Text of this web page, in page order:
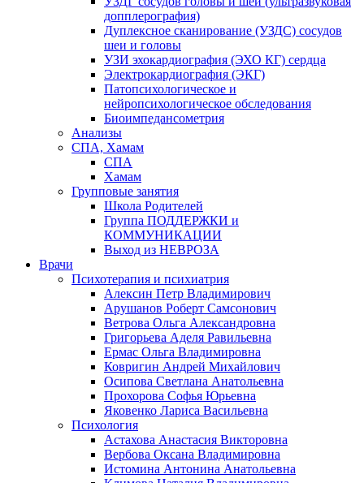
допплерография)
Дуплексное сканирование (УЗДС) сосудов
шеи и головы
УЗИ эхокардиография (ЭХО КГ) сердца
Электрокардиография (ЭКГ)
Патопсихологическое и
нейропсихологическое обследования
Биоимпедансометрия
Анализы
СПА, Хамам
СПА
Хамам
Групповые занятия
Школа Родителей
Группа ПОДДЕРЖКИ и
КОММУНИКАЦИИ
Выход из НЕВРОЗА
Врачи
Психотерапия и психиатрия
Алексин Петр Владимирович
Арушанов Роберт Самсонович
Ветрова Ольга Александровна
Григорьева Аделя Равильевна
Ермас Ольга Владимировна
Ковригин Андрей Михайлович
Осипова Светлана Анатольевна
Прохорова Софья Юрьевна
Яковенко Лариса Васильевна
Психология
Астахова Анастасия Викторовна
Вербова Оксана Владимировна
Истомина Антонина Анатольевна